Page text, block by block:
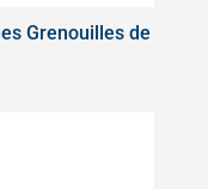
Grenouilles de